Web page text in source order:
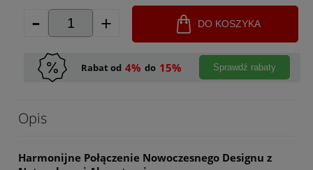
Jeżeli
30 dni,
sprzedaży.
- + DO KOSZYKA
Rabat od 4% do 15% Sprawdź rabaty
Opis
Harmonijne Połączenie Nowoczesnego Designu z